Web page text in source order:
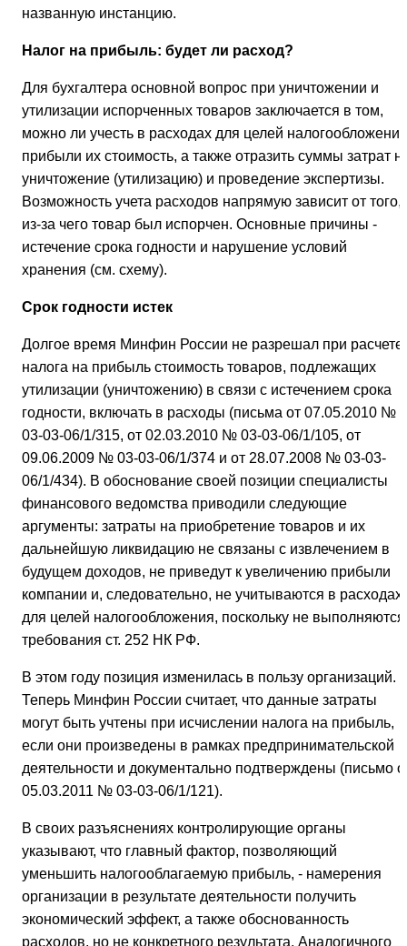
названную инстанцию.
Налог на прибыль: будет ли расход?
Для бухгалтера основной вопрос при уничтожении и
утилизации испорченных товаров заключается в том,
можно ли учесть в расходах для целей налогообложения
прибыли их стоимость, а также отразить суммы затрат
уничтожение (утилизацию) и проведение экспертизы.
Возможность учета расходов напрямую зависит от того,
из-за чего товар был испорчен. Основные причины -
истечение срока годности и нарушение условий
хранения (см. схему).
Срок годности истек
Долгое время Минфин России не разрешал при расчете
налога на прибыль стоимость товаров, подлежащих
утилизации (уничтожению) в связи с истечением срока
годности, включать в расходы (письма от 07.05.2010 №
03-03-06/1/315, от 02.03.2010 № 03-03-06/1/105, от
09.06.2009 № 03-03-06/1/374 и от 28.07.2008 № 03-03-
06/1/434). В обоснование своей позиции специалисты
финансового ведомства приводили следующие
аргументы: затраты на приобретение товаров и их
дальнейшую ликвидацию не связаны с извлечением в
будущем доходов, не приведут к увеличению прибыли
компании и, следовательно, не учитываются в расходах
для целей налогообложения, поскольку не выполняются
требования ст. 252 НК РФ.
В этом году позиция изменилась в пользу организаций.
Теперь Минфин России считает, что данные затраты
могут быть учтены при исчислении налога на прибыль,
если они произведены в рамках предпринимательской
деятельности и документально подтверждены (письмо
05.03.2011 № 03-03-06/1/121).
В своих разъяснениях контролирующие органы
указывают, что главный фактор, позволяющий
уменьшить налогооблагаемую прибыль, - намерения
организации в результате деятельности получить
экономический эффект, а также обоснованность
расходов, но не конкретного результата. Аналогичного